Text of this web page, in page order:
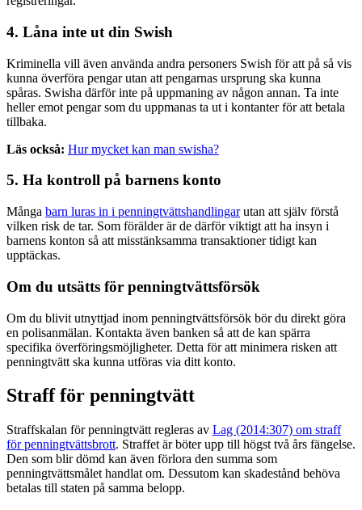
4. Låna inte ut din Swish
Kriminella vill även använda andra personers Swish för att på så vis
kunna överföra pengar utan att pengarnas ursprung ska kunna
spåras. Swisha därför inte på uppmaning av någon annan. Ta inte
heller emot pengar som du uppmanas ta ut i kontanter för att betala
tillbaka.
Läs också: Hur mycket kan man swisha?
5. Ha kontroll på barnens konto
Många barn luras in i penningtvättshandlingarutan att själv förstå
vilken risk de tar. Som förälder är de därför viktigt att ha insyn i
barnens konton så att misstänksamma transaktioner tidigt kan
upptäckas.
Om du utsätts för penningtvättsförsök
Om du blivit utnyttjad inom penningtvättsförsök bör du direkt göra
en polisanmälan. Kontakta även banken så att de kan spärra
specifika överföringsmöjligheter. Detta för att minimera risken att
penningtvätt ska kunna utföras via ditt konto.
Straff för penningtvätt
Straffskalan för penningtvätt regleras av Lag (2014:307) om straff
för penningtvättsbrott. Straffet är böter upp till högst två års fängelse.
Den som blir dömd kan även förlora den summa som
penningtvättsmålet handlat om. Dessutom kan skadestånd behöva
betalas till staten på samma belopp.